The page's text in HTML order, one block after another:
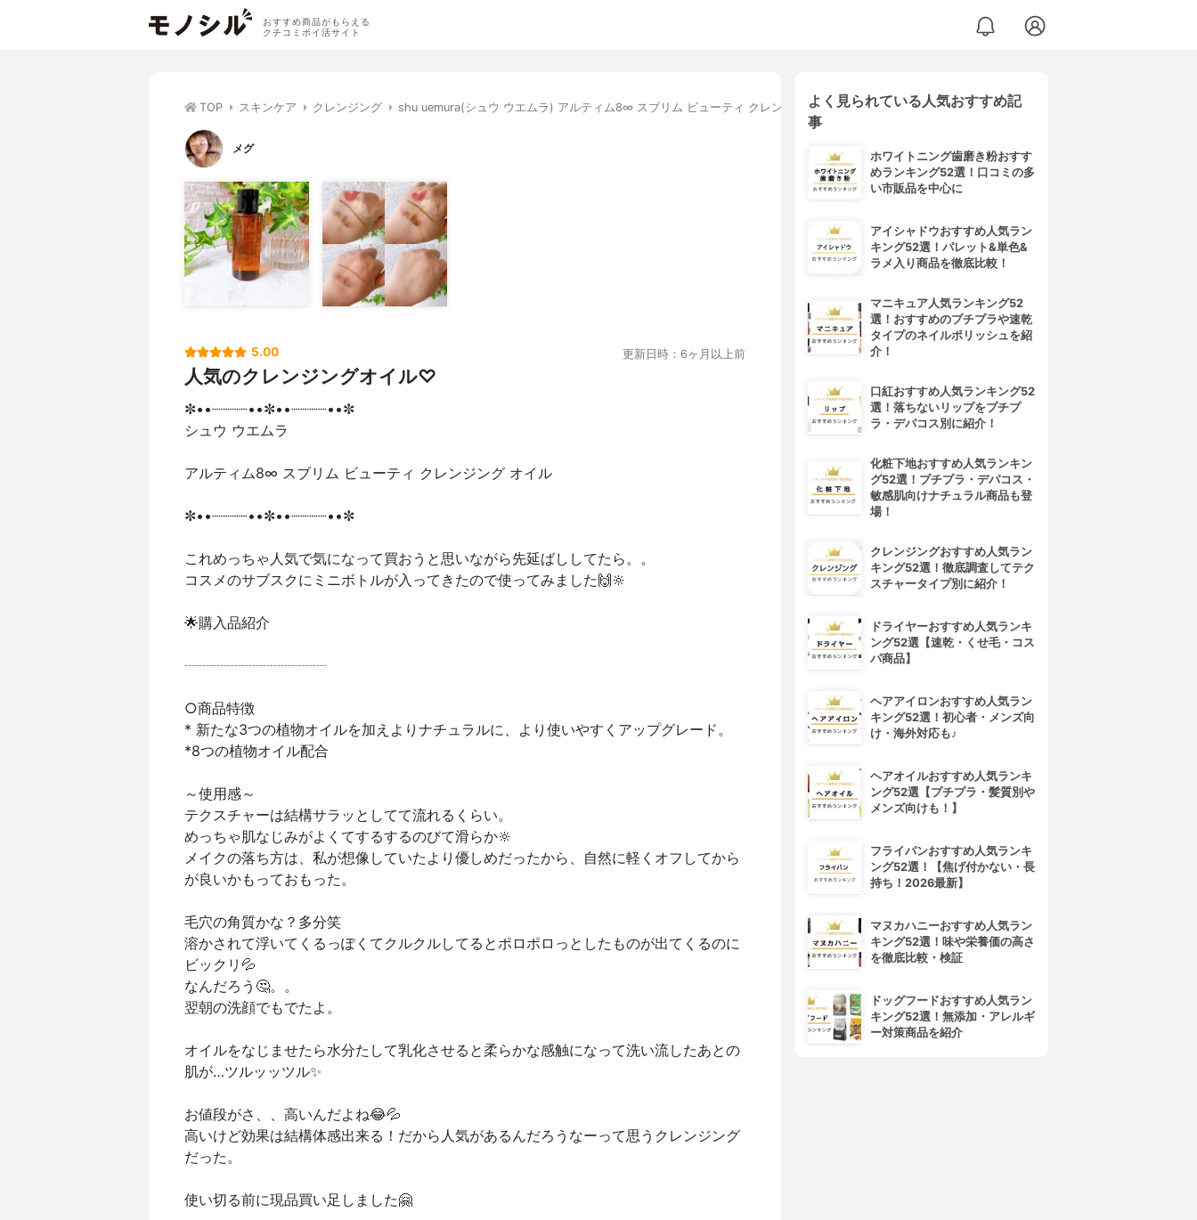
おすすめ商品がもらえる
クチコミポイ活サイト
TOP スキンケア クレンジング shu uemura(シュウ ウエムラ) アルティム8∞ スブリム ビューティ クレンジング オイル
メグ
5.00 更新日時：6ヶ月以上前
人気のクレンジングオイル♡
✼••┈┈┈┈••✼••┈┈┈┈••✼
シュウ ウエムラ
アルティム8∞ スブリム ビューティ クレンジング オイル
✼••┈┈┈┈••✼••┈┈┈┈••✼
これめっちゃ人気で気になって買おうと思いながら先延ばししてたら。。
コスメのサブスクにミニボトルが入ってきたので使ってみました🙌🔆
⁡🌟購入品紹介
⁡┈┈┈┈┈┈┈┈┈┈
○商品特徴
* 新たな3つの植物オイルを加えよりナチュラルに、より使いやすくアップグレード。
*8つの植物オイル配合
～使用感～
テクスチャーは結構サラッとしてて流れるくらい。
めっちゃ肌なじみがよくてするするのびて滑らか🔆
⁡メイクの落ち方は、私が想像していたより優しめだったから、自然に軽くオフしてから
が良いかもっておもった。
毛穴の角質かな？多分笑
溶かされて浮いてくるっぽくてクルクルしてるとポロポロっとしたものが出てくるのに
ビックリ💦
⁡なんだろう🤔。。
⁡翌朝の洗顔でもでたよ。
オイルをなじませたら水分たして乳化させると柔らかな感触になって洗い流したあとの
肌が…ツルッッツル✨
お値段がさ、、高いんだよね😂💦
高いけど効果は結構体感出来る！だから人気があるんだろうなーって思うクレンジング
だった。
使い切る前に現品買い足しました🤗
よく見られている人気おすすめ記
事
ホワイトニング歯磨き粉おすす
めランキング52選！口コミの多
い市販品を中心に
アイシャドウおすすめ人気ラン
キング52選！パレット&単色&
ラメ入り商品を徹底比較！
マニキュア人気ランキング52
選！おすすめのプチプラや速乾
タイプのネイルポリッシュを紹
介！
口紅おすすめ人気ランキング52
選！落ちないリップをプチプ
ラ・デパコス別に紹介！
化粧下地おすすめ人気ランキン
グ52選！プチプラ・デパコス・
敏感肌向けナチュラル商品も登
場！
クレンジングおすすめ人気ラン
キング52選！徹底調査してテク
スチャータイプ別に紹介！
ドライヤーおすすめ人気ランキ
ング52選【速乾・くせ毛・コス
パ商品】
ヘアアイロンおすすめ人気ラン
キング52選！初心者・メンズ向
け・海外対応も♪
ヘアオイルおすすめ人気ランキ
ング52選【プチプラ・髪質別や
メンズ向けも！】
フライパンおすすめ人気ランキ
ング52選！【焦げ付かない・長
持ち！2026最新】
マヌカハニーおすすめ人気ラン
キング52選！味や栄養価の高さ
を徹底比較・検証
ドッグフードおすすめ人気ラン
キング52選！無添加・アレルギ
ー対策商品を紹介